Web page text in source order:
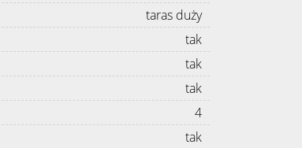
taras duży
tak
tak
tak
4
tak